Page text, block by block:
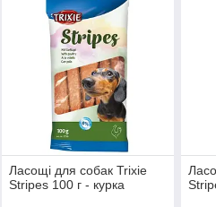
Ласощі для собак Trixie
Stripes 100 г - курка